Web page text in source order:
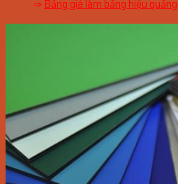
⇒ Bảng giá làm bảng hiệu